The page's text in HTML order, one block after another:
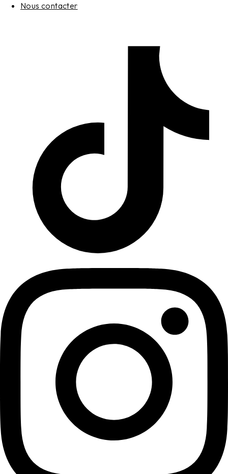
Nous contacter